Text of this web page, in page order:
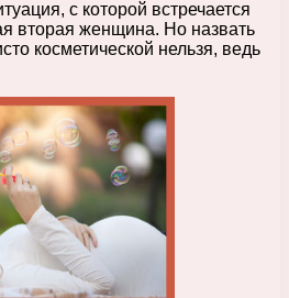
с которой встречается
вторая женщина. Но назвать
косметической нельзя, ведь